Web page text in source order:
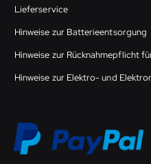
Lieferservice
Hinweise zur Batterieentsorgung
Hinweise zur Rücknahmepflicht
Hinweise zur Elektro- und